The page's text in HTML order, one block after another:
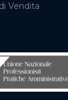
Vendita